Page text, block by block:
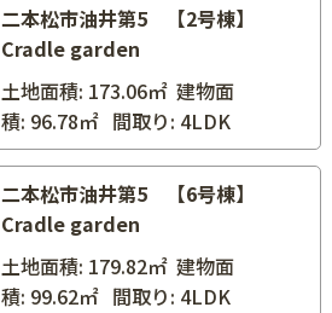
二本松市油井第5 【2号棟】
Cradle garden
土地面積: 173.06㎡建物面
積: 96.78㎡ 間取り: 4LDK
二本松市油井第5 【6号棟】
Cradle garden
土地面積: 179.82㎡建物面
積: 99.62㎡ 間取り: 4LDK